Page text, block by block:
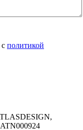
политикой